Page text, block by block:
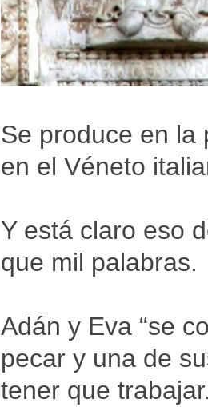
Se produce en la
en el Véneto
Y está claro eso
que mil palabras.
Adán y Eva “se
pecar y una de
tener que